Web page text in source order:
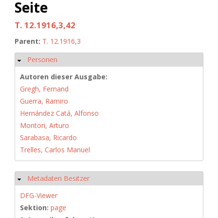
Seite
T. 12.1916,3,42
Parent: T. 12.1916,3
Ausblenden
Personen
Autoren dieser Ausgabe:
Gregh, Fernand
Guerra, Ramiro
Hernández Catá, Alfonso
Montori, Arturo
Sarabasa, Ricardo
Trelles, Carlos Manuel
Ausblenden
Metadaten Besitzer
DFG-Viewer
Sektion: page